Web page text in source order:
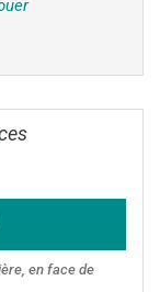
en face de